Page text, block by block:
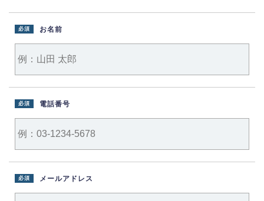
お名前
必須
電話番号
必須
メールアドレス
必須